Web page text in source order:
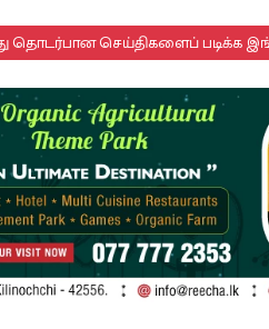
தொடர்பான செய்திகளைப் படிக்க